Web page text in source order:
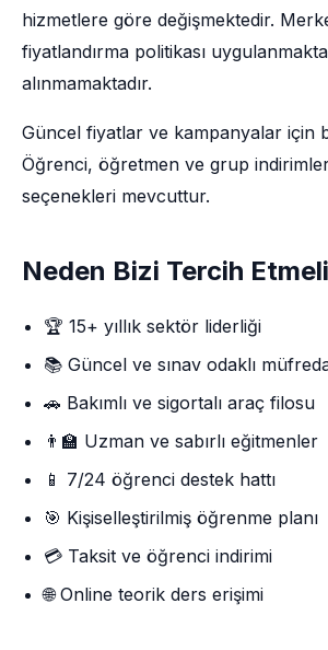
hizmetlere göre değişmektedir.
fiyatlandırma politikası
alınmamaktadır.
Güncel fiyatlar ve kampanyalar için
Öğrenci, öğretmen ve grup
seçenekleri mevcuttur.
Neden Bizi Tercih
🏆 15+ yıllık sektör liderliği
📚 Güncel ve sınav odaklı
🚗 Bakımlı ve sigortalı araç filosu
👨‍🏫 Uzman ve sabırlı eğitmenler
📱 7/24 öğrenci destek hattı
🎯 Kişiselleştirilmiş öğrenme planı
💳 Taksit ve öğrenci indirimi
🌐 Online teorik ders erişimi